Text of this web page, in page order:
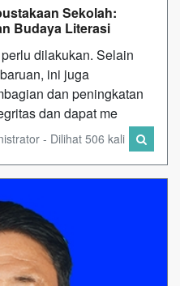
Sekolah:
Budaya Literasi
dilakukan. Selain
ini juga
dan peningkatan
dan dapat me
- Dilihat 506 kali